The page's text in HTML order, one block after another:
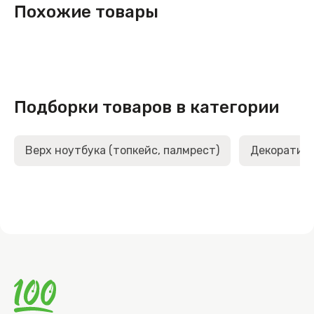
Похожие товары
Подборки товаров в категории
Верх ноутбука (топкейс, палмрест)